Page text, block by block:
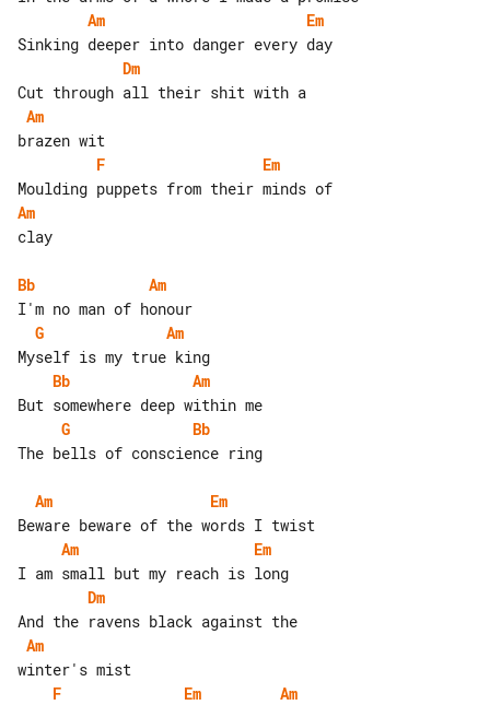
Am
Em
Dm
Am
F
Em
Am
clay
Bb
Am
G
Am
Bb
Am
G
Bb
The bells of conscience ring
Am
Em
Am
Em
Dm
Am
F
Em
Am